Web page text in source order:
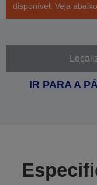
disponível. Veja
IR PARA A